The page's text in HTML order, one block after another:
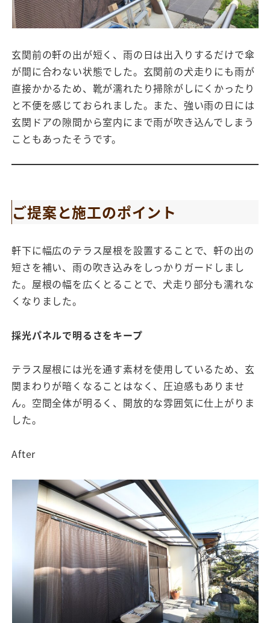
玄関前の軒の出が短く、雨の日は出入りするだけで傘
が間に合わない状態でした。玄関前の犬走りにも雨が
直接かかるため、靴が濡れたり掃除がしにくかったり
と不便を感じておられました。また、強い雨の日には
玄関ドアの隙間から室内にまで雨が吹き込んでしまう
こともあったそうです。
ご提案と施工のポイント
軒下に幅広のテラス屋根を設置することで、軒の出の
短さを補い、雨の吹き込みをしっかりガードしまし
た。屋根の幅を広くとることで、犬走り部分も濡れな
くなりました。
採光パネルで明るさをキープ
テラス屋根には光を通す素材を使用しているため、玄
関まわりが暗くなることはなく、圧迫感もありませ
ん。空間全体が明るく、開放的な雰囲気に仕上がりま
した。
After